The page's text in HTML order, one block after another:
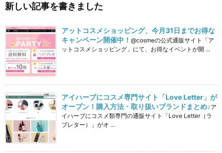
新しい記事を書きました
アットコスメショッピング、今月31日までお得な
キャンペーン開催中！ @cosmeの公式通販サイト「ア
ットコスメショッピング」にて、お得なイベントが開 ...
アイハーブにコスメ専門サイト「Love Letter」が
オープン！購入方法・取り扱いブランドまとめ♪ア
イハーブにコスメ類専門の通販サイト「Love Letter（ラ
ブレター）」がオ ...